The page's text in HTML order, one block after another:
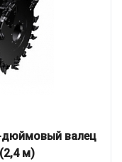
дюймовый валец
м)